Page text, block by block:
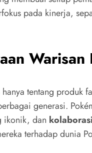
pada kinerja,
Warisan
hanya tentang produk
generasi.
ikonik, dan
terhadap dunia